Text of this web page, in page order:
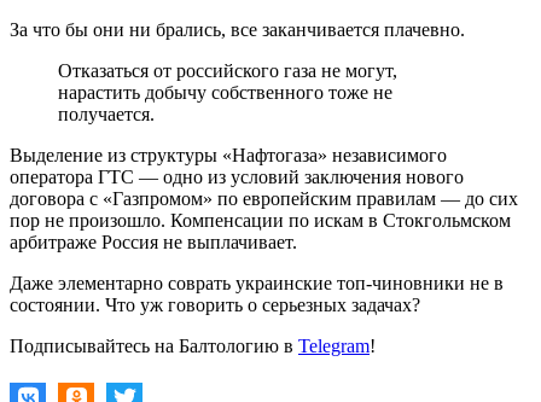
За что бы они ни брались, все заканчивается плачевно.
Отказаться от российского газа не могут,
нарастить добычу собственного тоже не
получается.
Выделение из структуры «Нафтогаза» независимого
оператора ГТС — одно из условий заключения нового
договора с «Газпромом» по европейским правилам — до сих
пор не произошло. Компенсации по искам в Стокгольмском
арбитраже Россия не выплачивает.
Даже элементарно соврать украинские топ-чиновники не в
состоянии. Что уж говорить о серьезных задачах?
Подписывайтесь на Балтологию в Telegram!